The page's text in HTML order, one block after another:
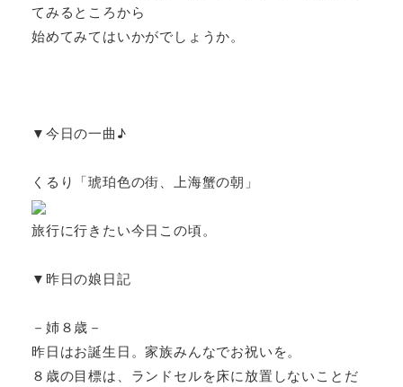
てみるところから
始めてみてはいかがでしょうか。
▼今日の一曲♪
くるり「琥珀色の街、上海蟹の朝」
旅行に行きたい今日この頃。
▼昨日の娘日記
－姉８歳－
昨日はお誕生日。家族みんなでお祝いを。
８歳の目標は、ランドセルを床に放置しないことだ